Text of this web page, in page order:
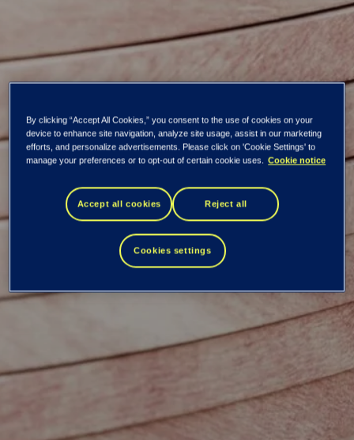
Qliro har lanserat
ytterligare en tjänst
som bygger på
Emrics lösning
By clicking “Accept All Cookies,” you consent to the use of cookies on your
device to enhance site navigation, analyze site usage, assist in our marketing
efforts, and personalize advertisements. Please click on 'Cookie Settings' to
manage your preferences or to opt-out of certain cookie uses.
Cookie notice
Accept all cookies Reject all
Cookies settings